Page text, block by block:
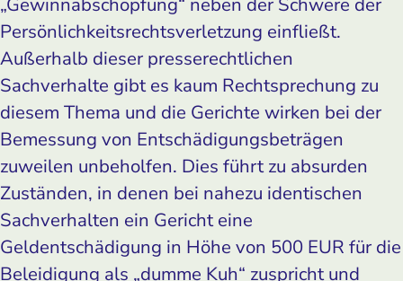
Persönlichkeitsrechtsverletzung einfließt.
Außerhalb dieser presserechtlichen
Sachverhalte gibt es kaum Rechtsprechung zu
diesem Thema und die Gerichte wirken bei der
Bemessung von Entschädigungsbeträgen
zuweilen unbeholfen. Dies führt zu absurden
Zuständen, in denen bei nahezu identischen
Sachverhalten ein Gericht eine
Geldentschädigung in Höhe von 500 EUR für die
Beleidigung als „dumme Kuh“ zuspricht und